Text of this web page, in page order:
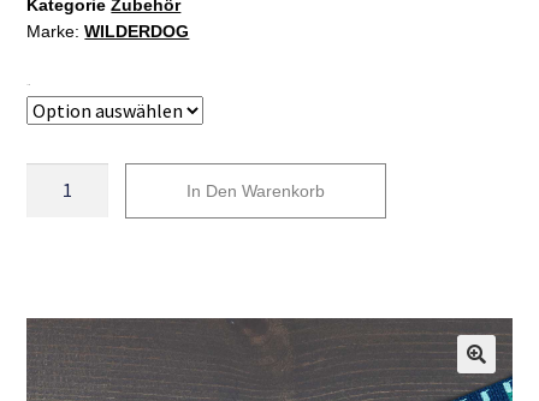
Kategorie Zubehör
Marke:WILDERDOG
In Den Warenkorb
e
n